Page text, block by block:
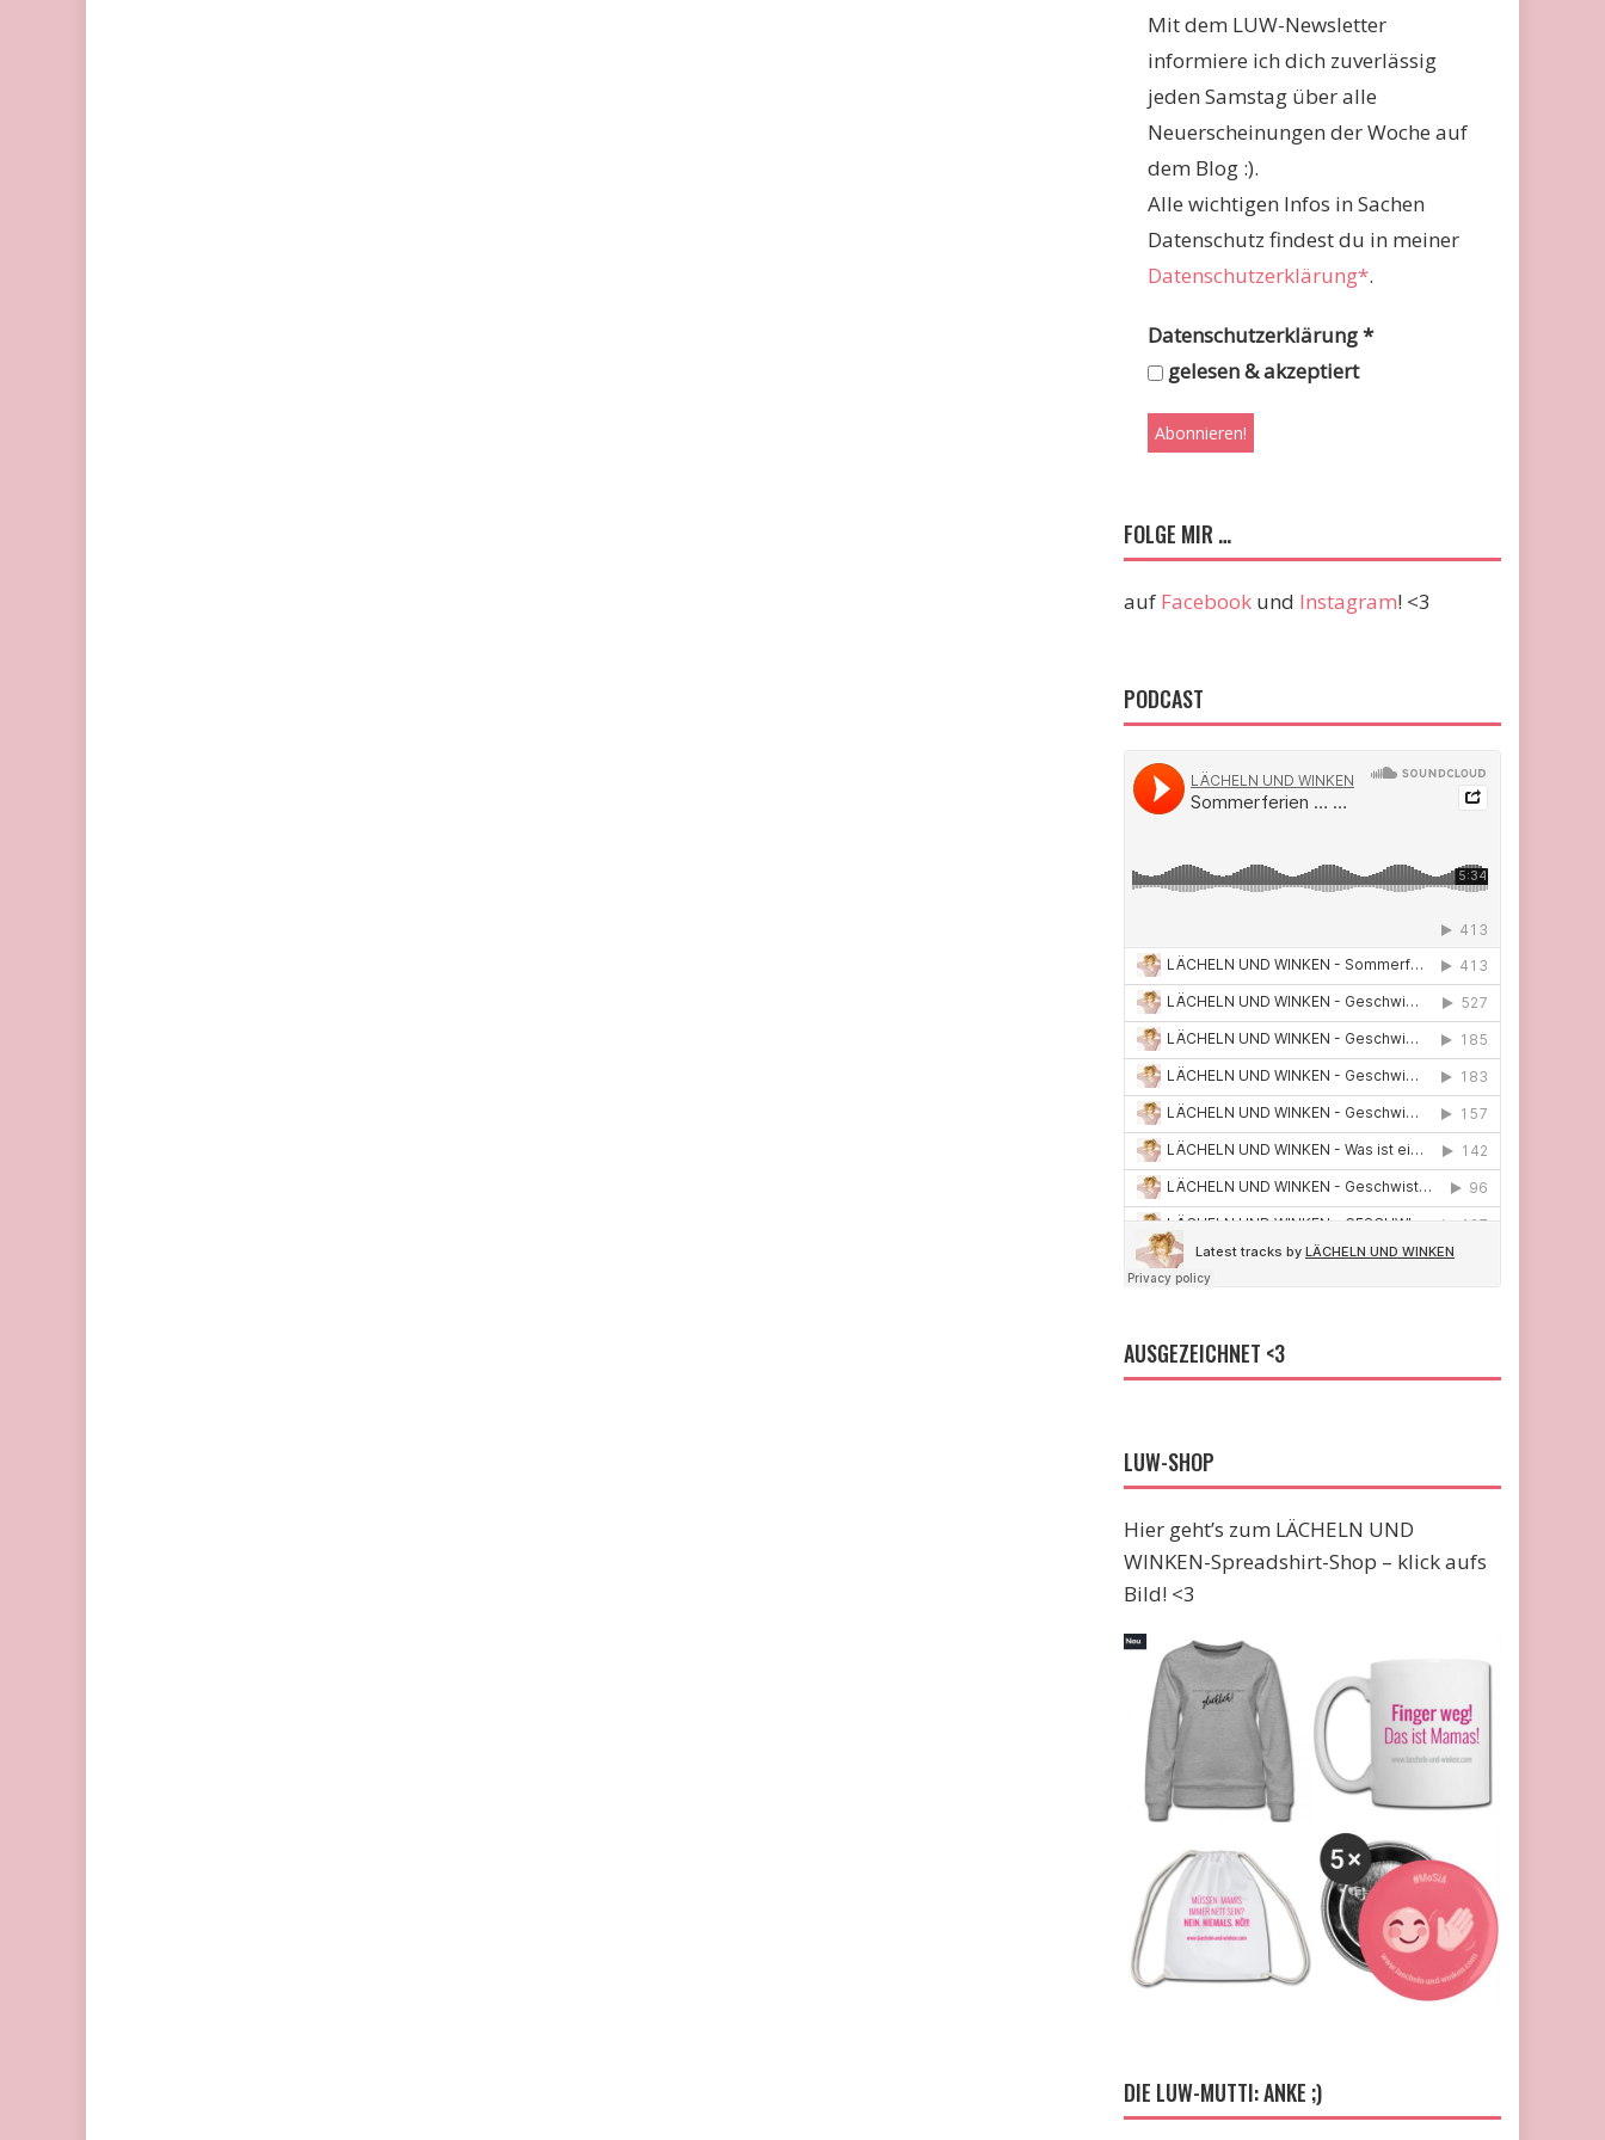
Mit dem LUW-Newsletter
informiere ich dich zuverlässig
jeden Samstag über alle
Neuerscheinungen der Woche auf
dem Blog :).
Alle wichtigen Infos in Sachen
Datenschutz findest du in meiner
Datenschutzerklärung*.
Datenschutzerklärung*
gelesen & akzeptiert
FOLGE MIR …
auf Facebook und Instagram! <3
PODCAST
AUSGEZEICHNET <3
LUW-SHOP
Hier geht’s zum LÄCHELN UND
WINKEN-Spreadshirt-Shop – klick aufs
Bild! <3
DIE LUW-MUTTI: ANKE ;)